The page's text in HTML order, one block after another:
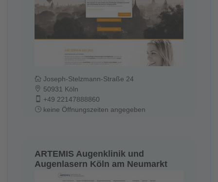
Joseph-Stelzmann-Straße 24
50931 Köln
+49 22147888860
keine Öffnungszeiten angegeben
ARTEMIS Augenklinik und
Augenlasern Köln am Neumarkt